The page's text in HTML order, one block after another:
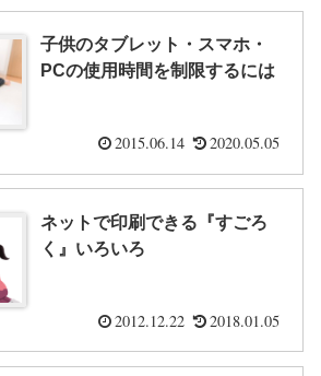
子供のタブレット・スマホ・
PCの使用時間を制限するには
2015.06.14 2020.05.05
ネットで印刷できる『すごろ
く』いろいろ
2012.12.22 2018.01.05